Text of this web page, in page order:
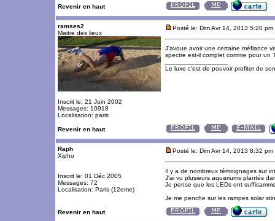
Revenir en haut
ramses2
Maitre des lieux
Inscrit le: 21 Juin 2002
Messages: 10918
Localisation: paris
Posté le: Dim Avr 14, 2013 5:20 pm
J'avoue avoir une certaine méfiance
spectre est-il complet comme pour un
Le luxe c'est de pouvoir profiter de
Revenir en haut
Raph
Xipho
Inscrit le: 01 Déc 2005
Messages: 72
Localisation: Paris (12eme)
Posté le: Dim Avr 14, 2013 8:32 pm
Il y a de nombreux témoignages sur
J'ai vu plusieurs aquariums plantés
Je pense que les LEDs ont
Je me penche sur les rampes solar
Revenir en haut